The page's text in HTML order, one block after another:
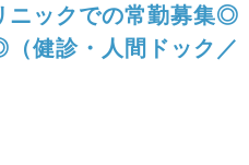
ニックでの常勤募集◎
健診・人間ドック／